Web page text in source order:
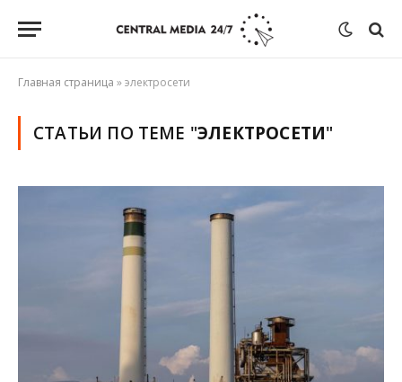
Главная страница »электросети
СТАТЬИ ПО ТЕМЕ "ЭЛЕКТРОСЕТИ"